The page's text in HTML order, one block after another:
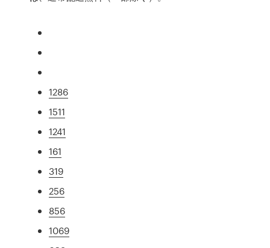
1286
1511
1241
161
319
256
856
1069